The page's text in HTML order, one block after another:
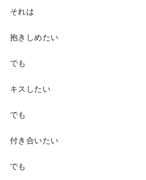
それは
抱きしめたい
でも
キスしたい
でも
付き合いたい
でも